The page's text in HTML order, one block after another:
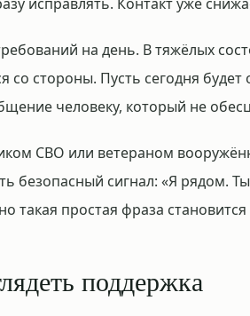
на день. В тяжёлых
со стороны. Пусть сегодня
человеку, который не
СВО или ветераном
безопасный сигнал: «Я рядом.
такая простая фраза
поддержка